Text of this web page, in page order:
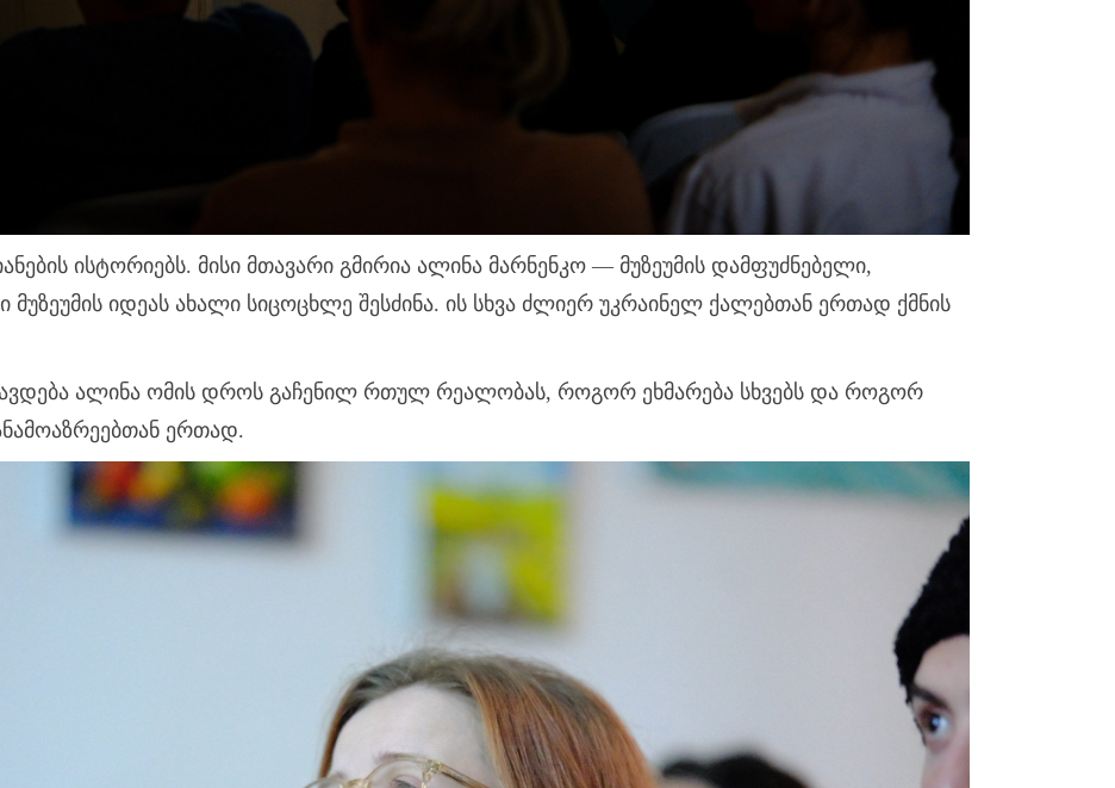
ისტორიებს. მისი მთავარი გმირია ალინა მარნენკო — მუზეუმის დამფუძნებელი,
იდეას ახალი სიცოცხლე შესძინა. ის სხვა ძლიერ უკრაინელ ქალებთან ერთად ქმნის
ალინა ომის დროს გაჩენილ რთულ რეალობას, როგორ ეხმარება სხვებს და როგორ
ერთად.